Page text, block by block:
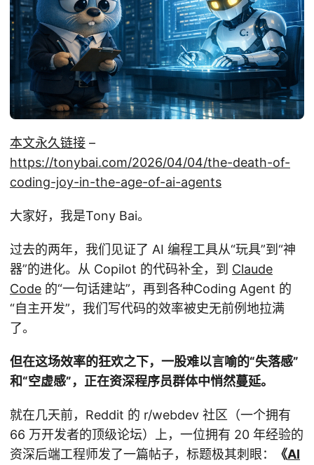
本文永久链接 –
https://tonybai.com/2026/04/04/the-death-of-
coding-joy-in-the-age-of-ai-agents
大家好，我是Tony Bai。
过去的两年，我们见证了 AI 编程工具从“玩具”到“神
器”的进化。从 Copilot 的代码补全，到 Claude
Code 的“一句话建站”，再到各种Coding Agent 的
“自主开发”，我们写代码的效率被史无前例地拉满
了。
但在这场效率的狂欢之下，一股难以言喻的“失落感”
和“空虚感”，正在资深程序员群体中悄然蔓延。
就在几天前，Reddit 的 r/webdev 社区（一个拥有
66 万开发者的顶级论坛）上，一位拥有 20 年经验的
资深后端工程师发了一篇帖子，标题极其刺眼：
《AI